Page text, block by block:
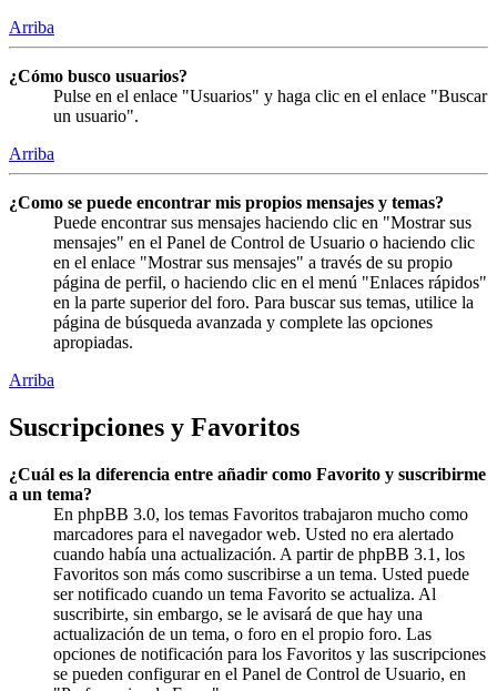
Arriba
¿Cómo busco usuarios?
Pulse en el enlace "Usuarios" y haga clic en el enlace "Buscar
un usuario".
Arriba
¿Como se puede encontrar mis propios mensajes y temas?
Puede encontrar sus mensajes haciendo clic en "Mostrar sus
mensajes" en el Panel de Control de Usuario o haciendo clic
en el enlace "Mostrar sus mensajes" a través de su propio
página de perfil, o haciendo clic en el menú "Enlaces rápidos"
en la parte superior del foro. Para buscar sus temas, utilice la
página de búsqueda avanzada y complete las opciones
apropiadas.
Arriba
Suscripciones y Favoritos
¿Cuál es la diferencia entre añadir como Favorito y suscribirme
a un tema?
En phpBB 3.0, los temas Favoritos trabajaron mucho como
marcadores para el navegador web. Usted no era alertado
cuando había una actualización. A partir de phpBB 3.1, los
Favoritos son más como suscribirse a un tema. Usted puede
ser notificado cuando un tema Favorito se actualiza. Al
suscribirte, sin embargo, se le avisará de que hay una
actualización de un tema, o foro en el propio foro. Las
opciones de notificación para los Favoritos y las suscripciones
se pueden configurar en el Panel de Control de Usuario, en